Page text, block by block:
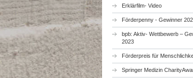
Erklärfilm- Video
Förderpenny - Gewinner
bpb: Aktiv- Wettbewerb –
2023
Förderpreis für
Springer Medizin